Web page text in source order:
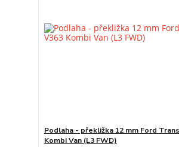
Podlaha - překližka 12 mm Ford
Kombi Van (L3 FWD)